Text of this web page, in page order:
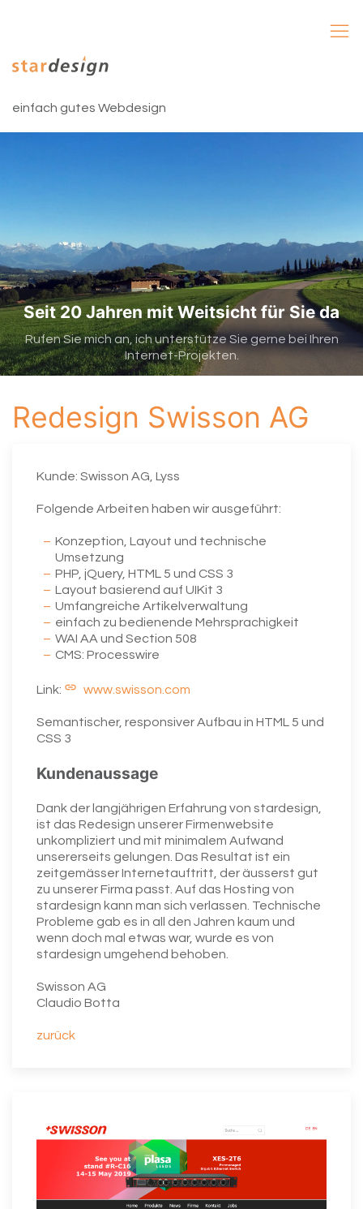
einfach gutes Webdesign
Seit 20 Jahren mit Weitsicht für Sie da
Rufen Sie mich an, ich unterstütze Sie gerne bei Ihren
Internet-Projekten.
Redesign Swisson AG
Kunde: Swisson AG, Lyss
Folgende Arbeiten haben wir ausgeführt:
Konzeption, Layout und technische
Umsetzung
PHP, jQuery, HTML 5 und CSS 3
Layout basierend auf UIKit 3
Umfangreiche Artikelverwaltung
einfach zu bedienende Mehrsprachigkeit
WAI AA und Section 508
CMS: Processwire
Link: www.swisson.com
Semantischer, responsiver Aufbau in HTML 5 und
CSS 3
Kundenaussage
Dank der langjährigen Erfahrung von stardesign,
ist das Redesign unserer Firmenwebsite
unkompliziert und mit minimalem Aufwand
unsererseits gelungen. Das Resultat ist ein
zeitgemässer Internetauftritt, der äusserst gut
zu unserer Firma passt. Auf das Hosting von
stardesign kann man sich verlassen. Technische
Probleme gab es in all den Jahren kaum und
wenn doch mal etwas war, wurde es von
stardesign umgehend behoben.
Swisson AG
Claudio Botta
zurück